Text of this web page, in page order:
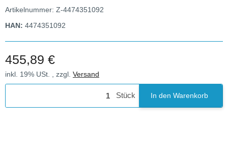
Artikelnummer: Z-4474351092
HAN: 4474351092
455,89 €
inkl. 19% USt. , zzgl. Versand
Stück In den Warenkorb